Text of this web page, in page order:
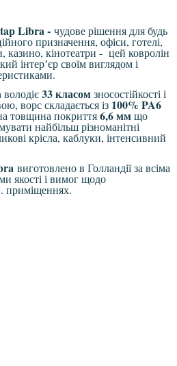
Libra - чудове рішення для будь
призначення, офіси, готелі,
кінотеатри - цей ковролін
інтерʼєр своїм виглядом і
володіє33 класомзносостійкості і
ворс складається із 100% PA6
товщина покриття6,6 ммщо
найбільш різноманітні
крісла, каблуки, інтенсивний
виготовлено в Голландії за всіма
якості і вимог щодо
приміщеннях.